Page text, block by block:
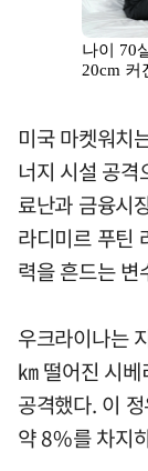
미국 마켓워치
너지 시설 공
료난과 금융시
라디미르 푸틴
력을 흔드는 변
우크라이나는
㎞ 떨어진 시
공격했다. 이
약 8%를 차지